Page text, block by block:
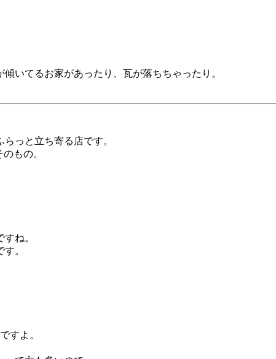
いてるお家があったり、瓦が落ちちゃったり。
っと立ち寄る店です。
もの。
ね。
。
すよ。